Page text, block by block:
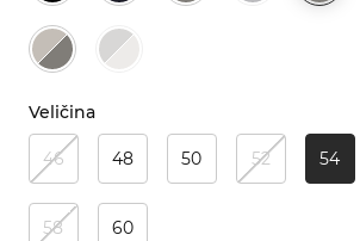
Veličina
46 48 50 52 54
58 60